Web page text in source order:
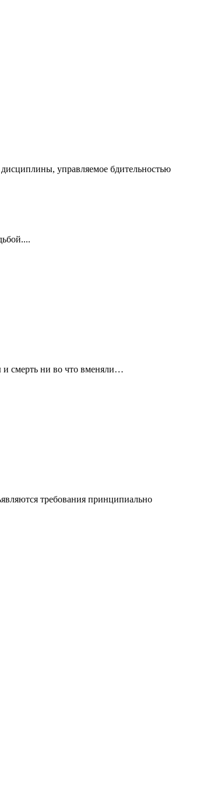
управляемое бдительностью
и смерть ни во что вменяли…
требования принципиально